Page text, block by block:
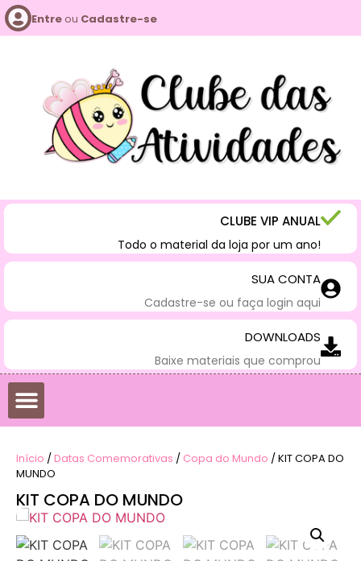
Entreou Cadastre-se
CLUBE VIP ANUAL
Todo o material da loja por um ano!
SUA CONTA
Cadastre-se ou faça login aqui
DOWNLOADS
Baixe materiais que comprou
Início /Datas Comemorativas / Copa do Mundo / KIT COPA DO
MUNDO
KIT COPA DO MUNDO